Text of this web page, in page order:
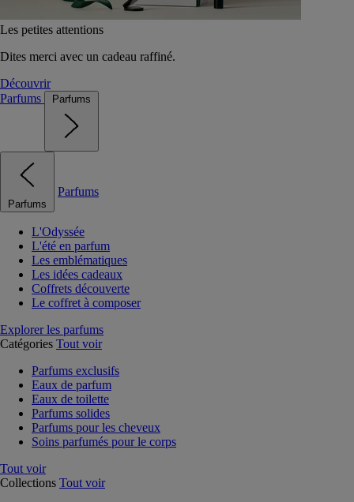
Les petites attentions
Dites merci avec un cadeau raffiné.
Découvrir
Parfums
Parfums
Parfums
Parfums
L'Odyssée
L'été en parfum
Les emblématiques
Les idées cadeaux
Coffrets découverte
Le coffret à composer
Explorer les parfums
Catégories Tout voir
Parfums exclusifs
Eaux de parfum
Eaux de toilette
Parfums solides
Parfums pour les cheveux
Soins parfumés pour le corps
Tout voir
Collections Tout voir